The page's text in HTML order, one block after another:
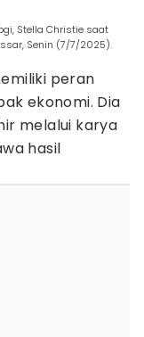
Stella Christie saat
Senin (7/7/2025).
peran
ekonomi. Dia
melalui karya
hasil